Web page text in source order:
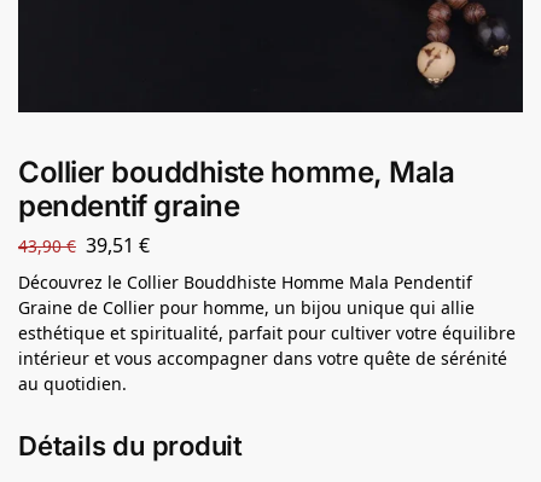
Collier bouddhiste homme, Mala
pendentif graine
43,90€ 39,51 €
Découvrez le Collier Bouddhiste Homme Mala Pendentif
Graine de Collier pour homme, un bijou unique qui allie
esthétique et spiritualité, parfait pour cultiver votre équilibre
intérieur et vous accompagner dans votre quête de sérénité
au quotidien.
Détails du produit